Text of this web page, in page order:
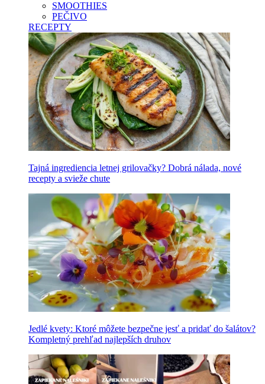
SMOOTHIES
PEČIVO
RECEPTY
Tajná ingrediencia letnej grilovačky? Dobrá nálada, nové
recepty a svieže chute
Jedlé kvety: Ktoré môžete bezpečne jesť a pridať do šalátov?
Kompletný prehľad najlepších druhov